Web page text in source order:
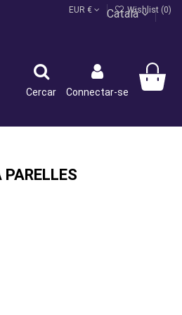
Català
EUR € Wishlist (0)
Cercar Connectar-se
PARELLES